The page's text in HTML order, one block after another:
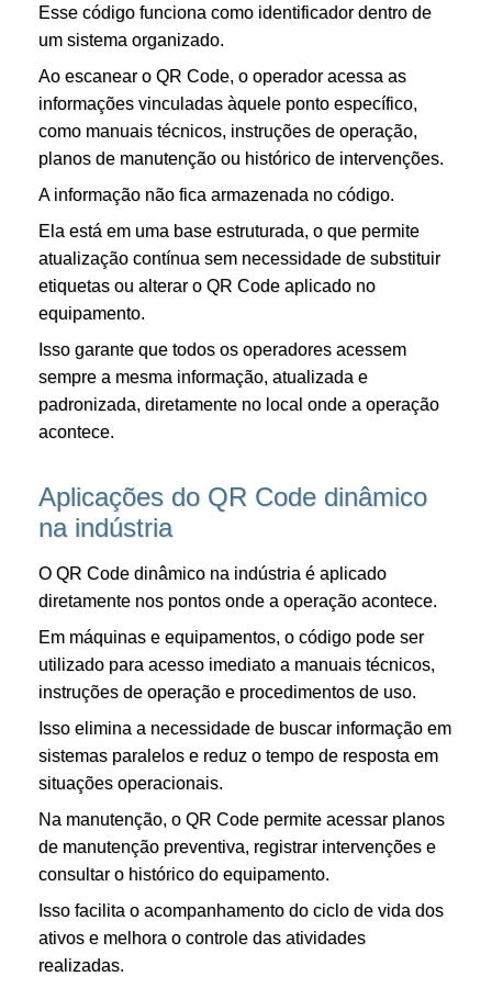
Esse código funciona como identificador dentro de
um sistema organizado.
Ao escanear o QR Code, o operador acessa as
informações vinculadas àquele ponto específico,
como manuais técnicos, instruções de operação,
planos de manutenção ou histórico de intervenções.
A informação não fica armazenada no código.
Ela está em uma base estruturada, o que permite
atualização contínua sem necessidade de substituir
etiquetas ou alterar o QR Code aplicado no
equipamento.
Isso garante que todos os operadores acessem
sempre a mesma informação, atualizada e
padronizada, diretamente no local onde a operação
acontece.
Aplicações do QR Code dinâmico
na indústria
O QR Code dinâmico na indústria é aplicado
diretamente nos pontos onde a operação acontece.
Em máquinas e equipamentos, o código pode ser
utilizado para acesso imediato a manuais técnicos,
instruções de operação e procedimentos de uso.
Isso elimina a necessidade de buscar informação em
sistemas paralelos e reduz o tempo de resposta em
situações operacionais.
Na manutenção, o QR Code permite acessar planos
de manutenção preventiva, registrar intervenções e
consultar o histórico do equipamento.
Isso facilita o acompanhamento do ciclo de vida dos
ativos e melhora o controle das atividades
realizadas.